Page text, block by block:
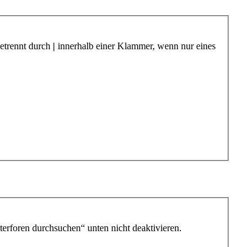
durch | innerhalb einer Klammer, wenn nur eines
durchsuchen“ unten nicht deaktivieren.